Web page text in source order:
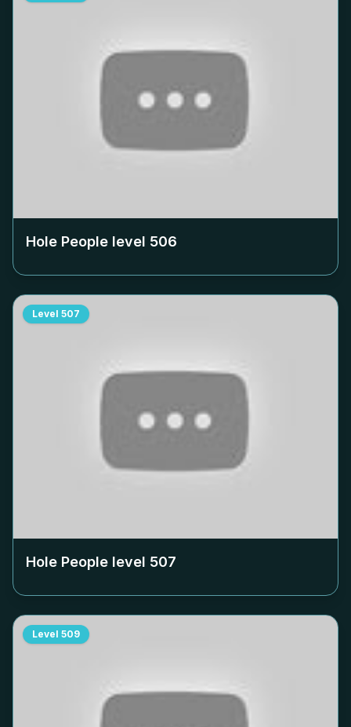
Hole People level 506
Level 507
Hole People level 507
Level 509